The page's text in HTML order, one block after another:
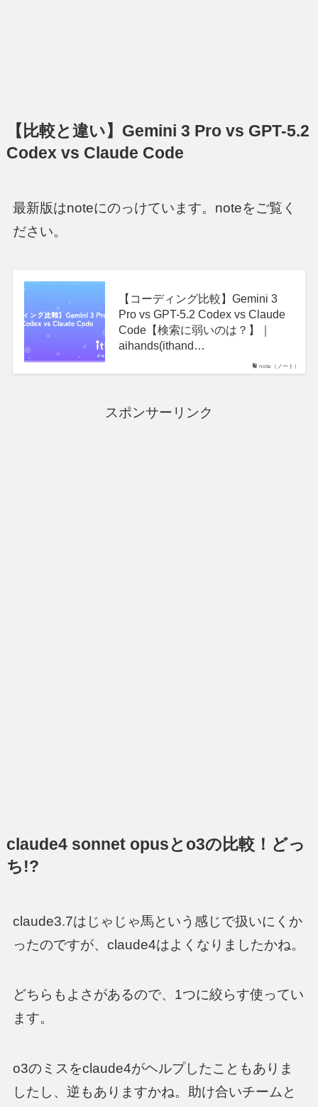
【比較と違い】Gemini 3 Pro vs GPT-5.2
Codex vs Claude Code
最新版はnoteにのっけています。noteをご覧く
ださい。
note（ノート）
【コーディング比較】Gemini 3
Pro vs GPT-5.2 Codex vs Claude
Code【検索に弱いのは？】｜
aihands(ithand…
スポンサーリンク
claude4 sonnet opusとo3の比較！どっ
ち!?
claude3.7はじゃじゃ馬という感じで扱いにくか
ったのですが、claude4はよくなりましたかね。
どちらもよさがあるので、1つに絞らす使ってい
ます。
o3のミスをclaude4がヘルプしたこともありま
したし、逆もありますかね。助け合いチームと